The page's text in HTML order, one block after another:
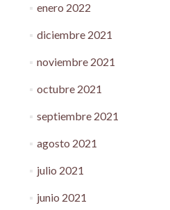
enero 2022
diciembre 2021
noviembre 2021
octubre 2021
septiembre 2021
agosto 2021
julio 2021
junio 2021